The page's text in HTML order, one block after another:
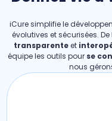
iCure simplifie le
évolutives et sécurisées. De
transparenteet
équipe les outils pour se
nous